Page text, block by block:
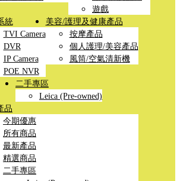
遊戲
統
TVI Camera
DVR
IP Camera
POE NVR
美容/護理及健康產品
按摩產品
個人護理/美容產品
風筒/空氣清新機
二手專區
Leica (Pre-owned)
品
今期優惠
所有商品
最新產品
精選商品
二手專區